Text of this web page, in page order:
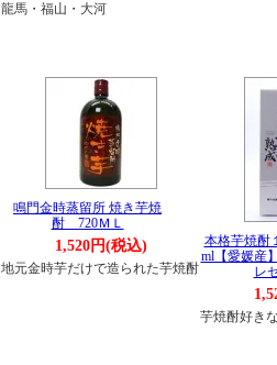
龍馬・福山・大河
鳴門金時蒸留所 焼き芋焼
酎 720ＭＬ
1,520円(税込)
地元金時芋だけで造られた芋焼酎
本格芋焼酎
ml【愛媛産
レ
芋焼酎好き